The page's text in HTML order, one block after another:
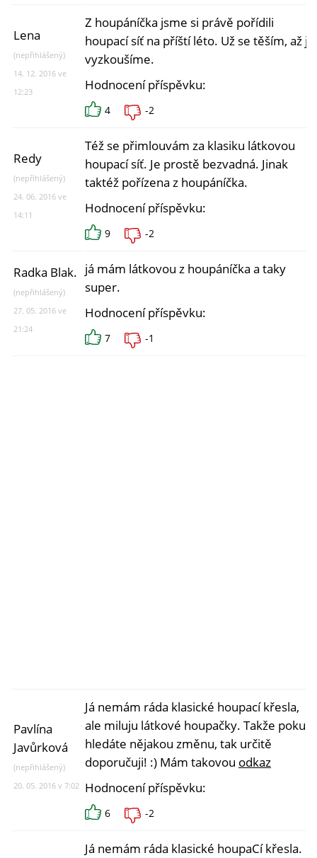
Lena
(nepřihlášený)
14. 12. 2016 ve
12:23
Z houpáníčka jsme si právě pořídili
houpací síť na příští léto. Už se těším, až ji
vyzkoušíme.
Hodnocení příspěvku:
4 -2
Redy
(nepřihlášený)
24. 06. 2016 ve
14:11
Též se přimlouvám za klasiku látkovou
houpací síť. Je prostě bezvadná. Jinak
taktéž pořízena z houpáníčka.
Hodnocení příspěvku:
9 -2
Radka Blak.
(nepřihlášený)
27. 05. 2016 ve
21:24
já mám látkovou z houpáníčka a taky
super.
Hodnocení příspěvku:
7 -1
Pavlína
Javůrková
(nepřihlášený)
20. 05. 2016 v 7:02
Já nemám ráda klasické houpací křesla,
ale miluju látkové houpačky. Takže pokud
hledáte nějakou změnu, tak určitě
doporučuji! :) Mám takovou odkaz
Hodnocení příspěvku:
6 -2
Já nemám ráda klasické houpaCí křesla.